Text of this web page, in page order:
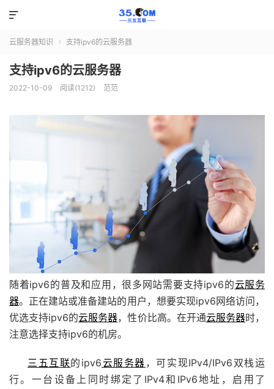

云服务器知识  支持ipv6的云服务器
支持ipv6的云服务器
2022-10-09 阅读(1212) 范范
随着ipv6的普及和应用，很多网站需要支持ipv6的云服务
器。正在建站或准备建站的用户，想要实现ipv6网络访问，
优选支持ipv6的云服务器，性价比高。在开通云服务器时，
注意选择支持ipv6的机房。
三五互联的ipv6云服务器 ，可实现IPv4/IPv6双栈运
行。一台设备上同时绑定了IPv4和IPv6地址，启用了